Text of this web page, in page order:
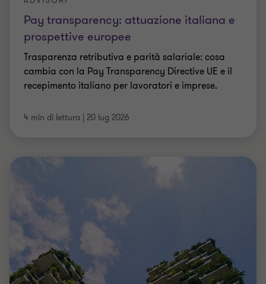
Pay transparency: attuazione italiana e
prospettive europee
Trasparenza retributiva e parità salariale: cosa
cambia con la Pay Transparency Directive UE e il
recepimento italiano per lavoratori e imprese.
4 min di lettura | 20 lug 2026